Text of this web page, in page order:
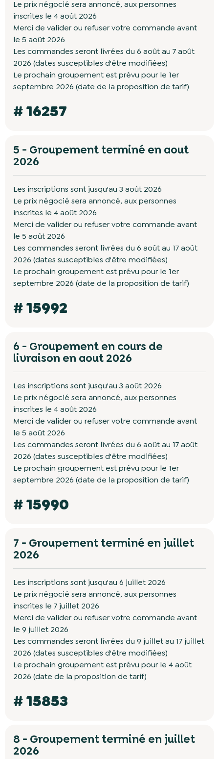
Le prix négocié sera annoncé, aux personnes
inscrites le 4 août 2026
Merci de valider ou refuser votre commande avant
le 5 août 2026
Les commandes seront livrées du 6 août au 7 août
2026 (dates susceptibles d'être modifiées)
Le prochain groupement est prévu pour le 1er
septembre 2026 (date de la proposition de tarif)
# 16257
5 - Groupement terminé en aout
2026
Les inscriptions sont jusqu'au 3 août 2026
Le prix négocié sera annoncé, aux personnes
inscrites le 4 août 2026
Merci de valider ou refuser votre commande avant
le 5 août 2026
Les commandes seront livrées du 6 août au 17 août
2026 (dates susceptibles d'être modifiées)
Le prochain groupement est prévu pour le 1er
septembre 2026 (date de la proposition de tarif)
# 15992
6 - Groupement en cours de
livraison en aout 2026
Les inscriptions sont jusqu'au 3 août 2026
Le prix négocié sera annoncé, aux personnes
inscrites le 4 août 2026
Merci de valider ou refuser votre commande avant
le 5 août 2026
Les commandes seront livrées du 6 août au 17 août
2026 (dates susceptibles d'être modifiées)
Le prochain groupement est prévu pour le 1er
septembre 2026 (date de la proposition de tarif)
# 15990
7 - Groupement terminé en juillet
2026
Les inscriptions sont jusqu'au 6 juillet 2026
Le prix négocié sera annoncé, aux personnes
inscrites le 7 juillet 2026
Merci de valider ou refuser votre commande avant
le 9 juillet 2026
Les commandes seront livrées du 9 juillet au 17 juillet
2026 (dates susceptibles d'être modifiées)
Le prochain groupement est prévu pour le 4 août
2026 (date de la proposition de tarif)
# 15853
8 - Groupement terminé en juillet
2026